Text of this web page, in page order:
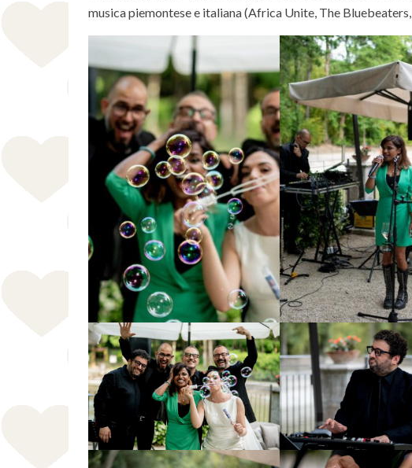
musica piemontese e italiana (Africa Unite, The